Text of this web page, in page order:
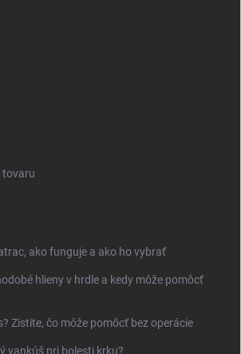
tovaru
ako funguje a ako ho vybrať
hlieny v hrdle a kedy môže pomôcť
Zistite, čo môže pomôcť bez operácie
vankúš pri bolesti krku?